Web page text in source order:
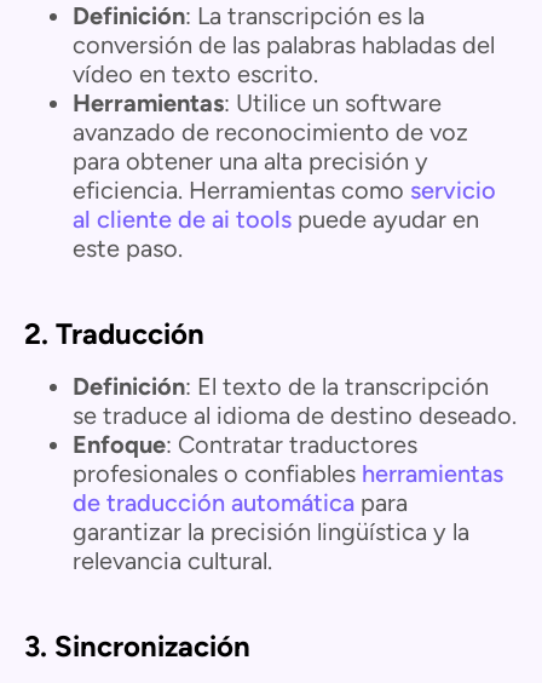
Definición: La transcripción es la
conversión de las palabras habladas del
vídeo en texto escrito.
Herramientas: Utilice un software
avanzado de reconocimiento de voz
para obtener una alta precisión y
eficiencia. Herramientas como servicio
al cliente de ai tools puede ayudar en
este paso.
2. Traducción
Definición: El texto de la transcripción
se traduce al idioma de destino deseado.
Enfoque: Contratar traductores
profesionales o confiables herramientas
de traducción automática para
garantizar la precisión lingüística y la
relevancia cultural.
3. Sincronización